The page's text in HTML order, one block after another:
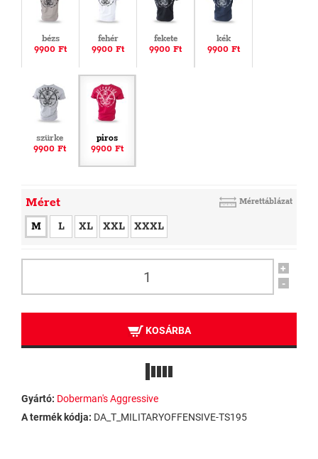
bézs
9900 Ft
fehér
9900 Ft
fekete
9900 Ft
kék
9900 Ft
szürke
9900 Ft
piros
9900 Ft
Méret Mérettáblázat
M L XL XXL XXXL
+
-
KOSÁRBA
Gyártó: Doberman's Aggressive
A termék kódja: DA_T_MILITARYOFFENSIVE-TS195